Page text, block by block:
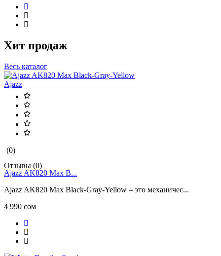
Хит продаж
Весь каталог
Ajazz
(0)
Отзывы (0)
Ajazz AK820 Max B...
Ajazz AK820 Max Black-Gray-Yellow – это механичес...
4 990 сом